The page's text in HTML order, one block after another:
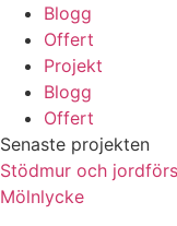
Blogg
Offert
Projekt
Blogg
Offert
Senaste projekten
Stödmur och
Mölnlycke